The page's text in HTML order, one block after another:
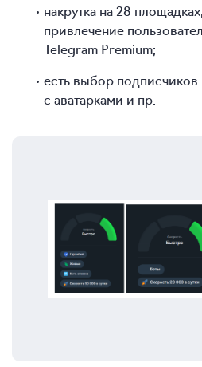
накрутка на 28
привлечение
Telegram Premium;
есть выбор
с аватарками и пр.